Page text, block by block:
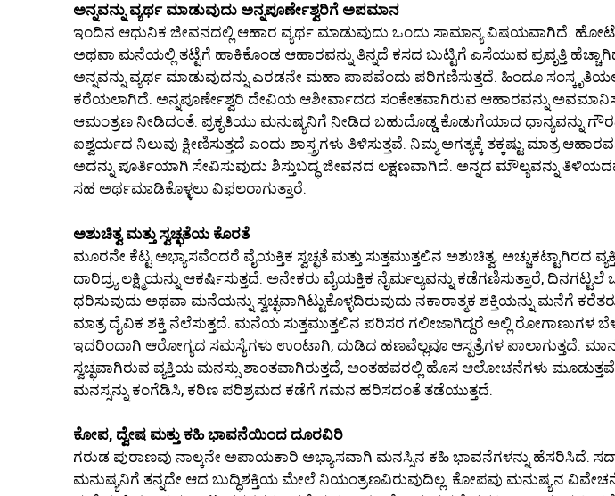
ಅನ್ನವನ್ನು ವ್ಯರ್ಥ ಮಾಡುವುದು ಅನ್ನಪೂರ್ಣೇಶ್ವರಿಗೆ ಅಪಮಾನ
ಇಂದಿನ ಆಧುನಿಕ ಜೀವನದಲ್ಲಿ ಆಹಾರ ವ್ಯರ್ಥ ಮಾಡುವುದು ಒಂದು ಸಾಮಾನ್ಯ ವಿಷಯವಾಗಿದೆ.
ಅಥವಾ ಮನೆಯಲ್ಲಿ ತಟ್ಟೆಗೆ ಹಾಕಿಕೊಂಡ ಆಹಾರವನ್ನು ತಿನ್ನದೆ ಕಸದ ಬುಟ್ಟಿಗೆ ಎಸೆಯುವ ಪ್ರವೃತ್ತಿ
ಅನ್ನವನ್ನು ವ್ಯರ್ಥ ಮಾಡುವುದನ್ನು ಎರಡನೇ ಮಹಾ ಪಾಪವೆಂದು ಪರಿಗಣಿಸುತ್ತದೆ. ಹಿಂದೂ ಸಂಸ್ಕೃತಿಯಲ್ಲಿ
ಕರೆಯಲಾಗಿದೆ. ಅನ್ನಪೂರ್ಣೇಶ್ವರಿ ದೇವಿಯ ಆಶೀರ್ವಾದದ ಸಂಕೇತವಾಗಿರುವ ಆಹಾರವನ್ನು
ಆಮಂತ್ರಣ ನೀಡಿದಂತೆ. ಪ್ರಕೃತಿಯು ಮನುಷ್ಯನಿಗೆ ನೀಡಿದ ಬಹುದೊಡ್ಡ ಕೊಡುಗೆಯಾದ ಧಾನ್ಯವನ್ನು
ಐಶ್ವರ್ಯದ ನಿಲುವು ಕ್ಷೀಣಿಸುತ್ತದೆ ಎಂದು ಶಾಸ್ತ್ರಗಳು ತಿಳಿಸುತ್ತವೆ. ನಿಮ್ಮ ಅಗತ್ಯಕ್ಕೆ ತಕ್ಕಷ್ಟು ಮಾತ್ರ
ಅದನ್ನು ಪೂರ್ತಿಯಾಗಿ ಸೇವಿಸುವುದು ಶಿಸ್ತುಬದ್ಧ ಜೀವನದ ಲಕ್ಷಣವಾಗಿದೆ. ಅನ್ನದ ಮೌಲ್ಯವನ್ನು
ಸಹ ಅರ್ಥಮಾಡಿಕೊಳ್ಳಲು ವಿಫಲರಾಗುತ್ತಾರೆ.
ಅಶುಚಿತ್ವ ಮತ್ತು ಸ್ವಚ್ಛತೆಯ ಕೊರತೆ
ಮೂರನೇ ಕೆಟ್ಟ ಅಭ್ಯಾಸವೆಂದರೆ ವೈಯಕ್ತಿಕ ಸ್ವಚ್ಛತೆ ಮತ್ತು ಸುತ್ತಮುತ್ತಲಿನ ಅಶುಚಿತ್ವ. ಅಚ್ಚುಕಟ್ಟಾಗಿರದ
ದಾರಿದ್ರ್ಯ ಲಕ್ಷ್ಮಿಯನ್ನು ಆಕರ್ಷಿಸುತ್ತದೆ. ಅನೇಕರು ವೈಯಕ್ತಿಕ ನೈರ್ಮಲ್ಯವನ್ನು ಕಡೆಗಣಿಸುತ್ತಾರೆ, ದಿನಗಟ್ಟಲೆ
ಧರಿಸುವುದು ಅಥವಾ ಮನೆಯನ್ನು ಸ್ವಚ್ಛವಾಗಿಟ್ಟುಕೊಳ್ಳದಿರುವುದು ನಕಾರಾತ್ಮಕ ಶಕ್ತಿಯನ್ನು ಮನೆಗೆ
ಮಾತ್ರ ದೈವಿಕ ಶಕ್ತಿ ನೆಲೆಸುತ್ತದೆ. ಮನೆಯ ಸುತ್ತಮುತ್ತಲಿನ ಪರಿಸರ ಗಲೀಜಾಗಿದ್ದರೆ ಅಲ್ಲಿ ರೋಗಾಣುಗಳ
ಇದರಿಂದಾಗಿ ಆರೋಗ್ಯದ ಸಮಸ್ಯೆಗಳು ಉಂಟಾಗಿ, ದುಡಿದ ಹಣವೆಲ್ಲವೂ ಆಸ್ಪತ್ರೆಗಳ ಪಾಲಾಗುತ್ತದೆ.
ಸ್ವಚ್ಛವಾಗಿರುವ ವ್ಯಕ್ತಿಯ ಮನಸ್ಸು ಶಾಂತವಾಗಿರುತ್ತದೆ, ಅಂತಹವರಲ್ಲಿ ಹೊಸ ಆಲೋಚನೆಗಳು
ಮನಸ್ಸನ್ನು ಕಂಗೆಡಿಸಿ, ಕಠಿಣ ಪರಿಶ್ರಮದ ಕಡೆಗೆ ಗಮನ ಹರಿಸದಂತೆ ತಡೆಯುತ್ತದೆ.
ಕೋಪ, ದ್ವೇಷ ಮತ್ತು ಕಹಿ ಭಾವನೆಯಿಂದ ದೂರವಿರಿ
ಗರುಡ ಪುರಾಣವು ನಾಲ್ಕನೇ ಅಪಾಯಕಾರಿ ಅಭ್ಯಾಸವಾಗಿ ಮನಸ್ಸಿನ ಕಹಿ ಭಾವನೆಗಳನ್ನು ಹೆಸರಿಸಿದೆ.
ಮನುಷ್ಯನಿಗೆ ತನ್ನದೇ ಆದ ಬುದ್ಧಿಶಕ್ತಿಯ ಮೇಲೆ ನಿಯಂತ್ರಣವಿರುವುದಿಲ್ಲ. ಕೋಪವು ಮನುಷ್ಯನ